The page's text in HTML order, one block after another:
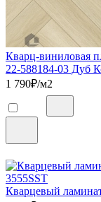
Кварц-виниловая
22-588184-03 Дуб
1 790₽/м2
Кварцевый